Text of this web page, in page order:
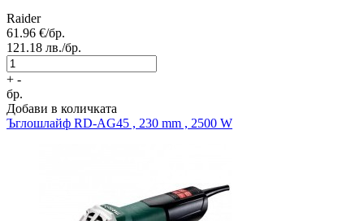
Raider
61.96 €/бр.
121.18 лв./бр.
+ -
бр.
Добави в количката
Ъглошлайф RD-AG45 , 230 mm , 2500 W